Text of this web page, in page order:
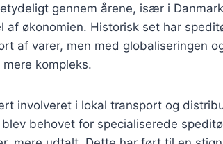
gennem årene, især i
økonomien. Historisk set har
af varer, men med globaliseringen
kompleks.
involveret i lokal transport og
behovet for specialiserede